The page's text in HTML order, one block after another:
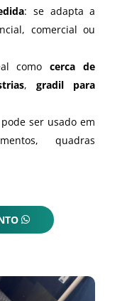
: se adapta a
comercial ou
comocerca de
,gradil para
ser usado em
quadras